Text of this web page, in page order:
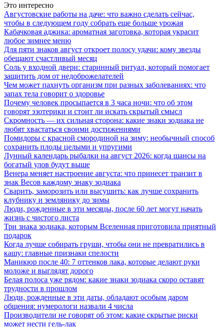
Это интересно
Августовские работы на даче: что важно сделать сейчас,
чтобы в следующем году собрать еще больше урожая
Кабачковая аджика: ароматная заготовка, которая украсит
любое зимнее меню
Для пяти знаков август откроет полосу удачи: кому звезды
обещают счастливый месяц
Соль у входной двери: старинный ритуал, который помогает
защитить дом от недоброжелателей
Чем может пахнуть организм при разных заболеваниях: что
запах тела говорит о здоровье
Почему человек просыпается в 3 часа ночи: что об этом
говорят эзотерики и стоит ли искать скрытый смысл
Скромность — их сильная сторона: какие знаки зодиака не
любят хвастаться своими достижениями
Помидоры с красной смородиной на зиму: необычный способ
сохранить плоды целыми и упругими
Лунный календарь рыбалки на август 2026: когда шансы на
богатый улов будут выше
Венера меняет настроение августа: что принесет транзит в
знак Весов каждому знаку зодиака
Сварить, заморозить или высушить: как лучше сохранить
клубнику и землянику до зимы
Люди, рожденные в эти месяцы, после 60 лет могут начать
жизнь с чистого листа
Три знака зодиака, которым Вселенная приготовила приятный
подарок
Когда лучше собирать груши, чтобы они не превратились в
кашу: главные признаки спелости
Маникюр после 40: 7 оттенков лака, которые делают руки
моложе и выглядят дорого
Белая полоса уже рядом: какие знаки зодиака скоро оставят
трудности в прошлом
Люди, рожденные в эти даты, обладают особым даром
общения: нумерологи назвали 4 числа
Производители не говорят об этом: какие скрытые риски
может нести гель-лак